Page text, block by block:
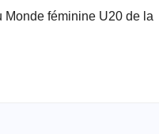
Monde féminine U20 de la